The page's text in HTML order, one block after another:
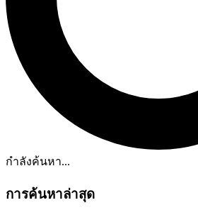
กำลังค้นหา...
การค้นหาล่าสุด